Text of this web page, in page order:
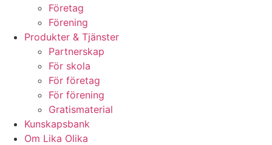
Företag
Förening
Produkter & Tjänster
Partnerskap
För skola
För företag
För förening
Gratismaterial
Kunskapsbank
Om Lika Olika